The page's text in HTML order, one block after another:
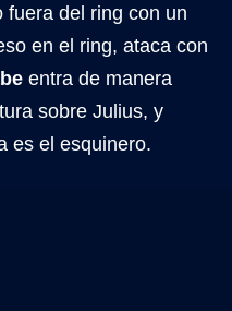
fuera del ring con un
en el ring, ataca con
entra de manera
sobre Julius, y
es el esquinero.